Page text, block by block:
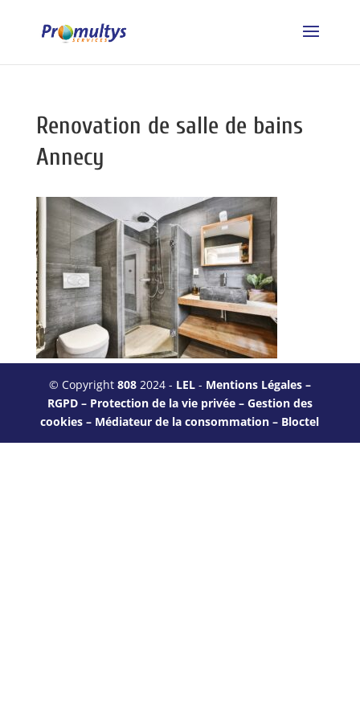
Renovation de salle de bains
Annecy
© Copyright 8082024 - LEL- Mentions Légales –
RGPD – Protection de la vie privée – Gestion des
cookies – Médiateur de la consommation – Bloctel